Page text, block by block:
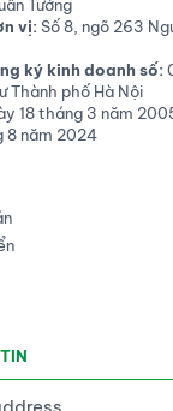
Tưởng
vị:Số 8, ngõ 263
ký kinh doanh số:
Thành phố Hà Nội
18 tháng 3 năm
8 năm 2024